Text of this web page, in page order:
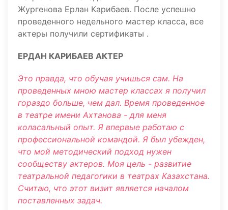
Жургенова Ерлан Карибаев. После успешно
проведенного недельного мастер класса, все
актеры получили сертификаты .
ЕРДАН КАРИБАЕВ АКТЕР
Это правда, что обучая учишься сам. На
проведенных мною мастер классах я получил
гораздо больше, чем дал. Время проведенное
в театре имени Ахтанова - для меня
коласальный опыт. Я впервые работаю с
профессиональной командой. Я был убежден,
что мой методический подход нужен
сообществу актеров. Моя цель - развитие
театральной педагогики в театрах Казахстана.
Считаю, что этот визит является началом
поставленных задач.